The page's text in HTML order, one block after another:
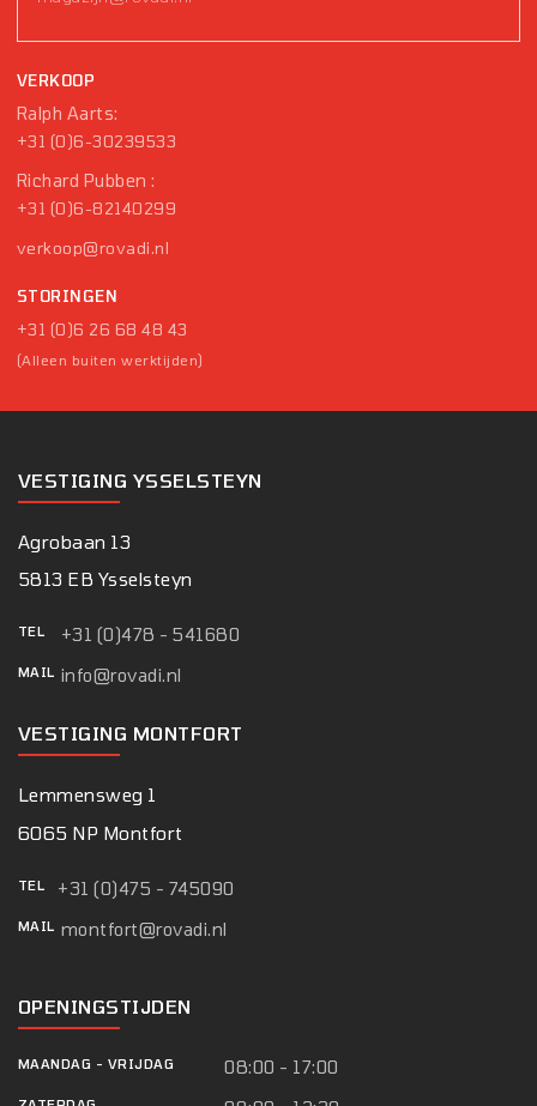
VERKOOP
Ralph Aarts:
+31 (0)6-30239533
Richard Pubben :
+31 (0)6-82140299
verkoop@rovadi.nl
STORINGEN
+31 (0)6 26 68 48 43
(Alleen buiten werktijden)
VESTIGING YSSELSTEYN
Agrobaan 13
5813 EB Ysselsteyn
TEL +31 (0)478 - 541680
MAIL info@rovadi.nl
VESTIGING MONTFORT
Lemmensweg 1
6065 NP Montfort
TEL +31 (0)475 - 745090
MAIL montfort@rovadi.nl
OPENINGSTIJDEN
MAANDAG - VRIJDAG 08:00 - 17:00